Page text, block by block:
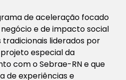
de aceleração focado
e de impacto social
liderados por
especial da
com o Sebrae-RN e que
de experiências e